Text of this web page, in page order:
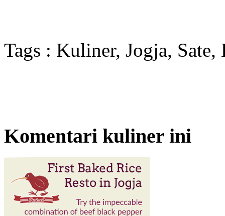
Tags : Kuliner, Jogja, Sate,
Komentari kuliner ini